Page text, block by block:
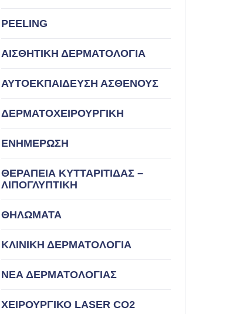
PEELING
ΑΙΣΘΗΤΙΚΗ ΔΕΡΜΑΤΟΛΟΓΙΑ
ΑΥΤΟΕΚΠΑΙΔΕΥΣΗ ΑΣΘΕΝΟΥΣ
ΔΕΡΜΑΤΟΧΕΙΡΟΥΡΓΙΚΗ
ΕΝΗΜΕΡΩΣΗ
ΘΕΡΑΠΕΙΑ ΚΥΤΤΑΡΙΤΙΔΑΣ –
ΛΙΠΟΓΛΥΠΤΙΚΗ
ΘΗΛΩΜΑΤΑ
ΚΛΙΝΙΚΗ ΔΕΡΜΑΤΟΛΟΓΙΑ
ΝΕΑ ΔΕΡΜΑΤΟΛΟΓΙΑΣ
ΧΕΙΡΟΥΡΓΙΚΟ LASER CO2